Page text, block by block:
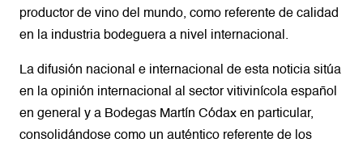
productor de vino del mundo, como referente de calidad
en la industria bodeguera a nivel internacional.
La difusión nacional e internacional de esta noticia sitúa
en la opinión internacional al sector vitivinícola español
en general y a Bodegas Martín Códax en particular,
consolidándose como un auténtico referente de los